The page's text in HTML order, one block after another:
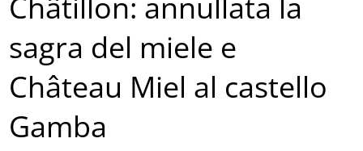
Châtillon: annullata la
sagra del miele e
Château Miel al castello
Gamba